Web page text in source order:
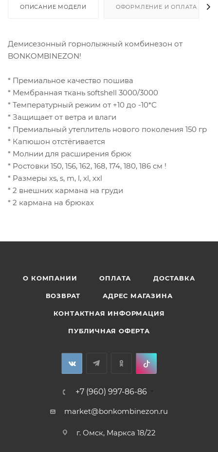
ОПИСАНИЕ МОДЕЛИ ОФОРМЛЕНИЕ И ОПЛАТА
Демисезонный горнолыжный комбинезон от
BONKOMBINEZON!
* Премиальное качество пошива
* Мембранная ткань softshell 3000/3000
* Температурный режим от +10 до -10*С
* Защищает от ветра и влаги
* Премиальный утеплитель нового поколения 150 гр
* Капюшон отстёгивается
* Молнии для расширения брюк
* Ростовки 150, 156, 162, 168, 174, 180, 186 см !
* Размеры xs, s, m, l, xl, xxl
* 2 внешних кармана на груди
* 2 кармана на брюках
О КОМПАНИИ ОПЛАТА ДОСТАВКА
ВОЗВРАТ АДРЕС МАГАЗИНА
КОНТАКТНАЯ ИНФОРМАЦИЯ
ПУБЛИЧНАЯ ОФЕРТА
+7 (960) 997-86-86
market@bonkombinezon.ru
г. Омск, Маркса 18/22